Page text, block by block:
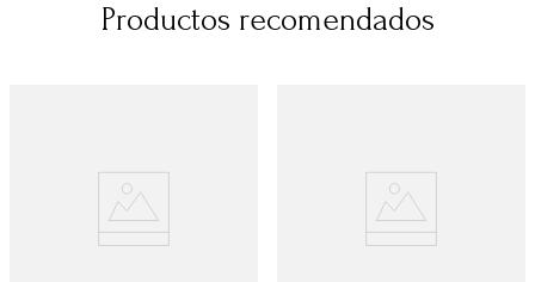
Productos recomendados